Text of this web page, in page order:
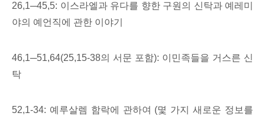
26,1─45,5: 이스라엘과 유다를 향한 구원의 신탁과 예레미
야의 예언직에 관한 이야기
46,1─51,64(25,15-38의 서문 포함): 이민족들을 거스른 신
탁
52,1-34: 예루살렘 함락에 관하여 (몇 가지 새로운 정보를